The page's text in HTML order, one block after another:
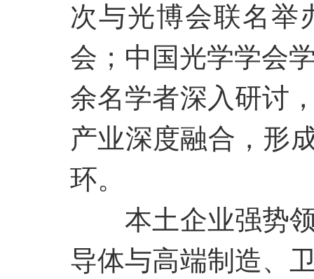
次与光博会联名举
会；中国光学学会
余名学者深入研讨
产业深度融合，形
环。
本土企业强势
导体与高端制造、